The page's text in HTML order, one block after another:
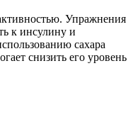
Упражнения
к инсулину и
сахара
снизить его уровень